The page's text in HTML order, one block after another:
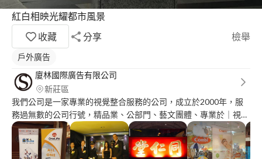
紅白相映光耀都市風景
收藏
分享 檢舉
戶外廣告
廈林國際廣告有限公司
新莊區
我們公司是一家專業的視覺整合服務的公司，成立於2000年，服
務過無數的公司行號，精品業、公部門、藝文團體、專業於｜視覺
規劃｜專案設計｜展覽統合｜產品發表｜記者會｜店面裝修｜櫥窗
設計｜數位印刷｜展覽硬體｜燈光音響｜大圖輸出｜活動攝影｜等
各式廣告相關服務的一家公司。